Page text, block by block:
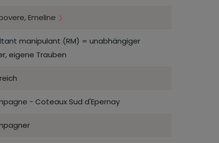
Emeline
manipulant (RM) = unabhängiger
eigene Trauben
- Coteaux Sud d'Epernay